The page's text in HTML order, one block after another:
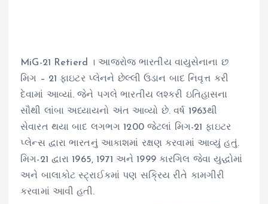
MiG-21 Retierd । આજરોજ ભારતીય વાયુસેનાના છ
મિગ – 21 ફાઇટર પ્લેનને છેલ્લી ઉડાન બાદ નિવૃત્ત કરી
દેવામાં આવ્યાં. જેને પગલે ભારતીય લશ્કરી ઇતિહાસના
સૌથી લાંબા અધ્યાયનો અંત આવ્યો છે. વર્ષ 1963થી
સેવારત થયા બાદ લગભગ 1200 જેટલાં મિગ-21 ફાઇટર
પ્લેન્સ દ્વારા ભારતનું આકાશમાં રક્ષણ કરવામાં આવ્યું હતું.
મિગ-21 દ્વારા 1965, 1971 અને 1999 કારગિલ જેવા યુદ્ધોમાં
અને બાલાકોટ સ્ટ્રાઈકમાં પણ સક્રિય રીતે કામગીરી
કરવામાં આવી હતી.